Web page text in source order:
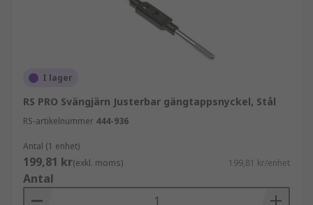
I lager
RS PRO Svängjärn Justerbar gängtappsnyckel, Stål
RS-artikelnummer 444-936
Antal (1 enhet)
199,81 kr(exkl. moms) 199,81 kr/enhet
Antal